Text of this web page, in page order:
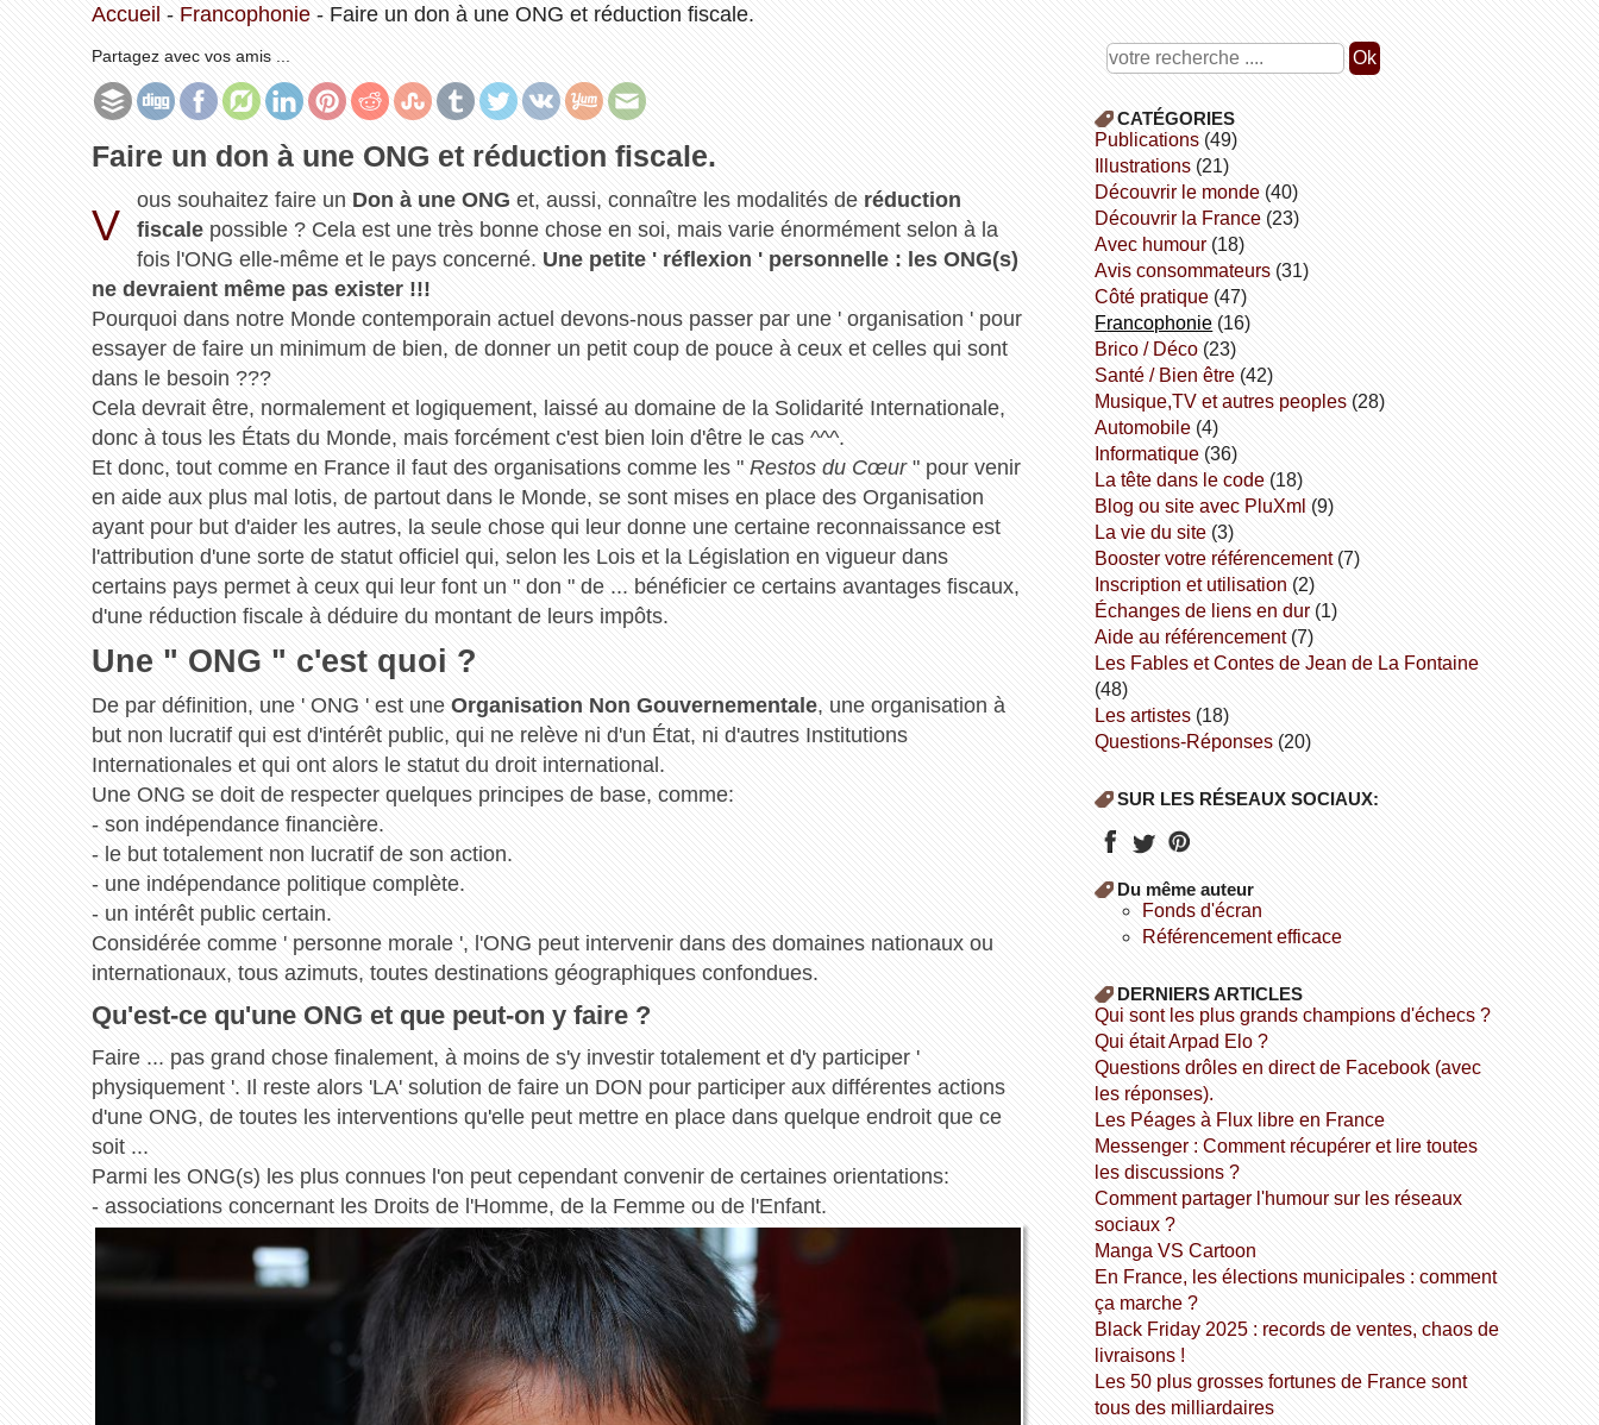
Accueil - Francophonie- Faire un don à une ONG et réduction fiscale.
Partagez avec vos amis ...
Faire un don à une ONG et réduction fiscale.
V
ous souhaitez faire un Don à une ONG et, aussi, connaître les modalités de réduction
fiscale possible ? Cela est une très bonne chose en soi, mais varie énormément selon à la
fois l'ONG elle-même et le pays concerné. Une petite ' réflexion ' personnelle : les ONG(s)
ne devraient même pas exister !!!
Pourquoi dans notre Monde contemporain actuel devons-nous passer par une ' organisation ' pour
essayer de faire un minimum de bien, de donner un petit coup de pouce à ceux et celles qui sont
dans le besoin ???
Cela devrait être, normalement et logiquement, laissé au domaine de la Solidarité Internationale,
donc à tous les États du Monde, mais forcément c'est bien loin d'être le cas ^^^.
Et donc, tout comme en France il faut des organisations comme les " Restos du Cœur" pour venir
en aide aux plus mal lotis, de partout dans le Monde, se sont mises en place des Organisation
ayant pour but d'aider les autres, la seule chose qui leur donne une certaine reconnaissance est
l'attribution d'une sorte de statut officiel qui, selon les Lois et la Législation en vigueur dans
certains pays permet à ceux qui leur font un " don " de ... bénéficier ce certains avantages fiscaux,
d'une réduction fiscale à déduire du montant de leurs impôts.
Une " ONG " c'est quoi ?
De par définition, une ' ONG ' est une Organisation Non Gouvernementale, une organisation à
but non lucratif qui est d'intérêt public, qui ne relève ni d'un État, ni d'autres Institutions
Internationales et qui ont alors le statut du droit international.
Une ONG se doit de respecter quelques principes de base, comme:
- son indépendance financière.
- le but totalement non lucratif de son action.
- une indépendance politique complète.
- un intérêt public certain.
Considérée comme ' personne morale ', l'ONG peut intervenir dans des domaines nationaux ou
internationaux, tous azimuts, toutes destinations géographiques confondues.
Qu'est-ce qu'une ONG et que peut-on y faire ?
Faire ... pas grand chose finalement, à moins de s'y investir totalement et d'y participer '
physiquement '. Il reste alors 'LA' solution de faire un DON pour participer aux différentes actions
d'une ONG, de toutes les interventions qu'elle peut mettre en place dans quelque endroit que ce
soit ...
Parmi les ONG(s) les plus connues l'on peut cependant convenir de certaines orientations:
- associations concernant les Droits de l'Homme, de la Femme ou de l'Enfant.
CATÉGORIES
publications (49)
illustrations (21)
découvrir le monde (40)
découvrir la France (23)
avec humour (18)
avis consommateurs (31)
côté pratique (47)
Francophonie (16)
Brico / Déco (23)
Santé / Bien être (42)
Musique,TV et autres peoples (28)
Automobile (4)
informatique (36)
la tête dans le code (18)
Blog ou site avec PluXml (9)
la vie du site (3)
booster votre référencement(7)
inscription et utilisation (2)
échanges de liens en dur (1)
aide au référencement(7)
Les Fables et Contes de Jean de La Fontaine
(48)
Les artistes (18)
Questions-Réponses (20)
SUR LES RÉSEAUX SOCIAUX:
Du même auteur
fonds d'écran
référencement efficace
DERNIERS ARTICLES
Qui sont les plus grands champions d'échecs ?
Qui était Arpad Elo ?
Questions drôles en direct de Facebook (avec
les réponses).
Les Péages à Flux libre en France
Messenger : Comment récupérer et lire toutes
les discussions ?
Comment partager l'humour sur les réseaux
sociaux ?
Manga VS Cartoon
En France, les élections municipales : comment
ça marche ?
Black Friday 2025 : records de ventes, chaos de
livraisons !
Les 50 plus grosses fortunes de France sont
tous des milliardaires